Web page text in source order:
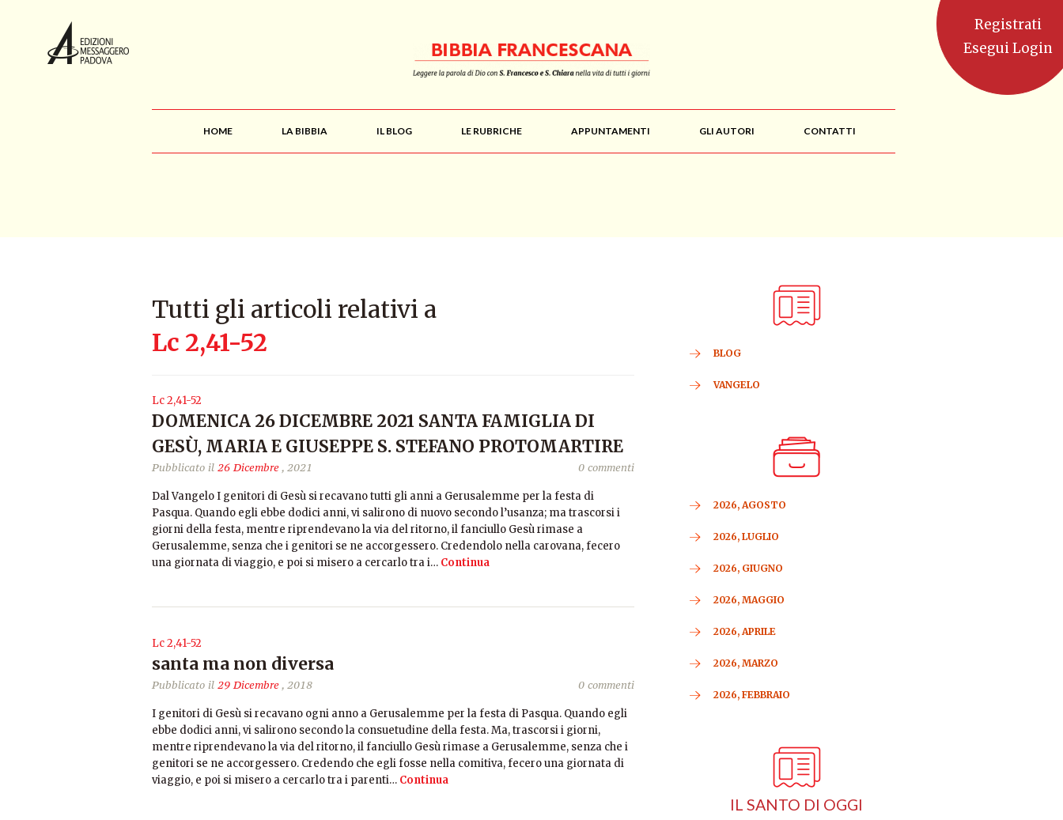
HOME LA BIBBIA IL BLOG LE RUBRICHE APPUNTAMENTI GLI AUTORI CONTATTI
Tutti gli articoli relativi a
Lc 2,41-52
Lc 2,41-52
DOMENICA 26 DICEMBRE 2021 SANTA FAMIGLIA DI
GESÙ, MARIA E GIUSEPPE S. STEFANO PROTOMARTIRE
Pubblicato il 26 Dicembre, 2021 0 commenti
Dal Vangelo I genitori di Gesù si recavano tutti gli anni a Gerusalemme per la festa di
Pasqua. Quando egli ebbe dodici anni, vi salirono di nuovo secondo l’usanza; ma trascorsi i
giorni della festa, mentre riprendevano la via del ritorno, il fanciullo Gesù rimase a
Gerusalemme, senza che i genitori se ne accorgessero. Credendolo nella carovana, fecero
una giornata di viaggio, e poi si misero a cercarlo tra i… Continua
Lc 2,41-52
santa ma non diversa
Pubblicato il 29 Dicembre, 2018 0 commenti
I genitori di Gesù si recavano ogni anno a Gerusalemme per la festa di Pasqua. Quando egli
ebbe dodici anni, vi salirono secondo la consuetudine della festa. Ma, trascorsi i giorni,
mentre riprendevano la via del ritorno, il fanciullo Gesù rimase a Gerusalemme, senza che i
genitori se ne accorgessero. Credendo che egli fosse nella comitiva, fecero una giornata di
viaggio, e poi si misero a cercarlo tra i parenti… Continua
BLOG
VANGELO
2026, AGOSTO
2026, LUGLIO
2026, GIUGNO
2026, MAGGIO
2026, APRILE
2026, MARZO
2026, FEBBRAIO
IL SANTO DI OGGI
Registrati
Esegui Login